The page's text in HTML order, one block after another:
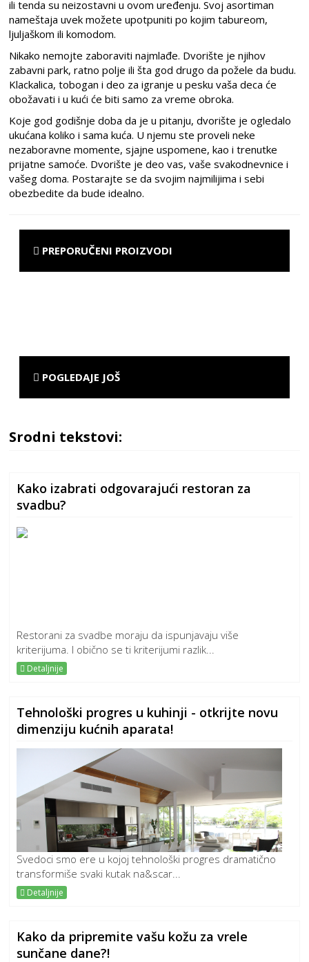
ili tenda su neizostavni u ovom uređenju. Svoj asortiman
nameštaja uvek možete upotpuniti po kojim tabureom,
ljuljaškom ili komodom.
Nikako nemojte zaboraviti najmlađe. Dvorište je njihov
zabavni park, ratno polje ili šta god drugo da požele da budu.
Klackalica, tobogan i deo za igranje u pesku vaša deca će
obožavati i u kući će biti samo za vreme obroka.
Koje god godišnje doba da je u pitanju, dvorište je ogledalo
ukućana koliko i sama kuća. U njemu ste proveli neke
nezaboravne momente, sjajne uspomene, kao i trenutke
prijatne samoće. Dvorište je deo vas, vaše svakodnevnice i
vašeg doma. Postarajte se da svojim najmilijima i sebi
obezbedite da bude idealno.
PREPORUČENI PROIZVODI
POGLEDAJE JOŠ
Srodni tekstovi:
Kako izabrati odgovarajući restoran za
svadbu?
Restorani za svadbe moraju da ispunjavaju više
kriterijuma. I obično se ti kriterijumi razlik...
Detaljnije
Tehnološki progres u kuhinji - otkrijte novu
dimenziju kućnih aparata!
Svedoci smo ere u kojoj tehnološki progres dramatično
transformiše svaki kutak na&scar...
Detaljnije
Kako da pripremite vašu kožu za vrele
sunčane dane?!